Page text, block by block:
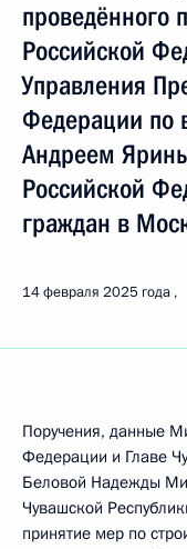
проведённого
Российской
Управления
Федерации по
Андреем
Российской
граждан в
14 февраля 2025 года
Поручения, данные
Федерации и Главе
Беловой Надежды
Чувашской
принятие мер по